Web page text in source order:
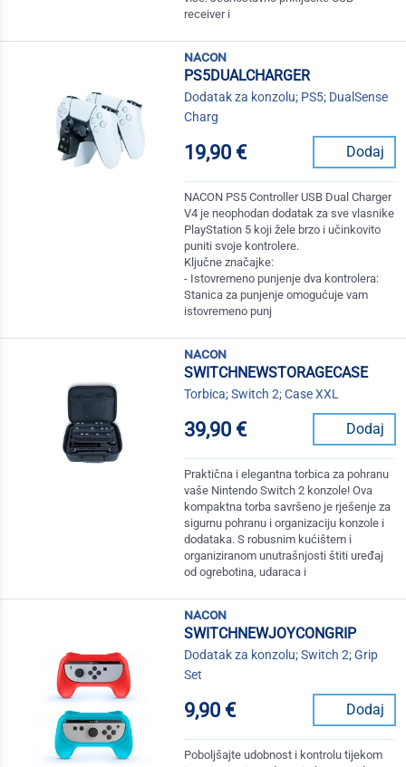
receiver i
nacon
PS5DUALCHARGER
Dodatak za konzolu; PS5; DualSense
Charg
19,90 € Dodaj
NACON PS5 Controller USB Dual Charger
V4 je neophodan dodatak za sve vlasnike
PlayStation 5 koji žele brzo i učinkovito
puniti svoje kontrolere.
Ključne značajke:
- Istovremeno punjenje dva kontrolera:
Stanica za punjenje omogućuje vam
istovremeno punj
nacon
SWITCHNEWSTORAGECASE
Torbica; Switch 2; Case XXL
39,90 € Dodaj
Praktična i elegantna torbica za pohranu
vaše Nintendo Switch 2 konzole! Ova
kompaktna torba savršeno je rješenje za
sigurnu pohranu i organizaciju konzole i
dodataka. S robusnim kućištem i
organiziranom unutrašnjosti štiti uređaj
od ogrebotina, udaraca i
nacon
SWITCHNEWJOYCONGRIP
Dodatak za konzolu; Switch 2; Grip
Set
9,90 € Dodaj
Poboljšajte udobnost i kontrolu tijekom